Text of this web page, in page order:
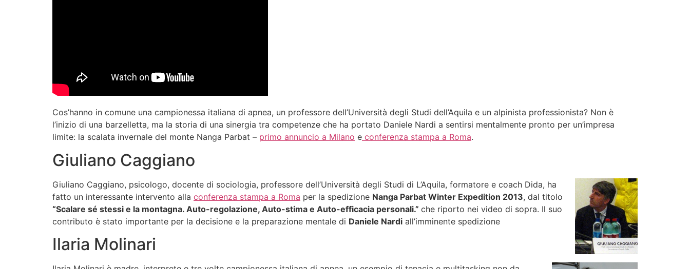
Cos’hanno in comune una campionessa italiana di apnea, un professore dell’Università degli Studi dell’Aquila e un alpinista professionista? Non è
l’inizio di una barzelletta, ma la storia di una sinergia tra competenze che ha portato Daniele Nardi a sentirsi mentalmente pronto per un’impresa
limite: la scalata invernale del monte Nanga Parbat – primo annuncio a Milano e conferenza stampa a Roma.
Giuliano Caggiano
Giuliano Caggiano, psicologo, docente di sociologia, professore dell’Università degli Studi di L’Aquila, formatore e coach Dida, ha
fatto un interessante intervento alla conferenza stampa a Roma per la spedizione Nanga Parbat Winter Expedition 2013, dal titolo
“Scalare sé stessi e la montagna. Auto-regolazione, Auto-stima e Auto-efficacia personali.” che riporto nei video di sopra. Il suo
contributo è stato importante per la decisione e la preparazione mentale di Daniele Nardi all’imminente spedizione
Ilaria Molinari